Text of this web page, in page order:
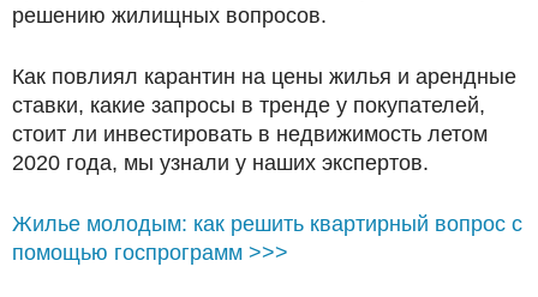
решению жилищных вопросов.
Как повлиял карантин на цены жилья и арендные
ставки, какие запросы в тренде у покупателей,
стоит ли инвестировать в недвижимость летом
2020 года, мы узнали у наших экспертов.
Жилье молодым: как решить квартирный вопрос с
помощью госпрограмм >>>